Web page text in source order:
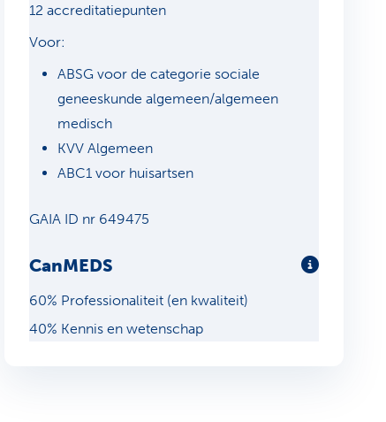
12 accreditatiepunten
Voor:
ABSG voor de categorie sociale
geneeskunde algemeen/algemeen
medisch
KVV Algemeen
ABC1 voor huisartsen
GAIA ID nr 649475
CanMEDS Meer
60% Professionaliteit (en kwaliteit)
40% Kennis en wetenschap